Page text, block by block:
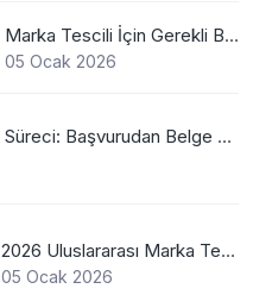
Marka Tescili İçin Gerekli Belgeler
05 Ocak 2026
Kanada Marka Tescili Süreci: Başvurudan Belge Alımına Kadar Her Şey
2026 Uluslararası Marka Tescili Fiyatları: Güncel WIPO Ücretleri
05 Ocak 2026